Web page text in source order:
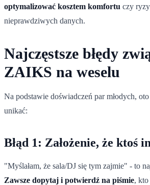
optymalizować kosztem komfortu czy
nieprawdziwych danych.
Najczęstsze błędy
ZAIKS na weselu
Na podstawie doświadczeń par młodych,
unikać:
Błąd 1: Założenie, że ktoś
"Myślałam, że sala/DJ się tym zajmie" - to
Zawsze dopytaj i potwierdź na piśmie,